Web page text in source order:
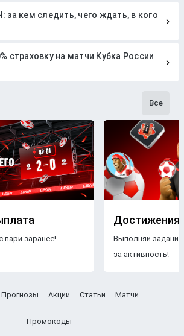
за кем следить, чего ждать, в кого
страховку на матчи Кубка России
Все
заранее!
Достижения
Выполняй
за активность!
Прогнозы Акции Статьи Матчи
Промокоды